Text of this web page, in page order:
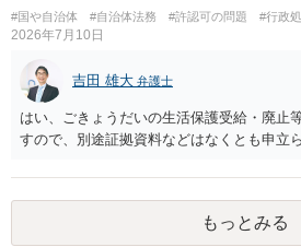
すが、一般論としては、ホームページ上の
参考の情報であり、何か手続きをするさい
録」に該当しないと考えられます。 なお、
事務処理を誤らせる目的で、」という要件
目的を欠く場合は刑法１６１条の２に該当
#国や自治体 #自治体法務 #許認可の問題 #行政
2026年7月10日
吉田 雄大 弁護士
はい、ごきょうだいの生活保護受給・廃止
すので、別途証拠資料などはなくとも申立
もっとみる